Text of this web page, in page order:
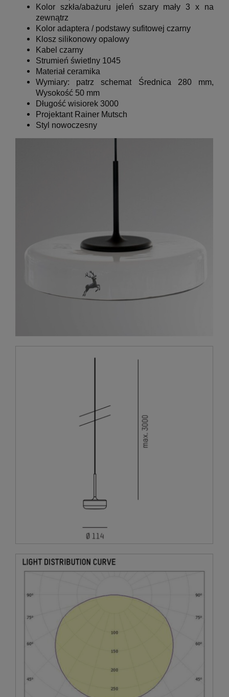
Kolor szkła/abażuru jeleń szary mały 3 x na
zewnątrz
Kolor adaptera / podstawy sufitowej czarny
Klosz silikonowy opalowy
Kabel czarny
Strumień świetlny 1045
Materiał ceramika
Wymiary: patrz schemat Średnica 280 mm,
Wysokość 50 mm
Długość wisiorek 3000
Projektant Rainer Mutsch
Styl nowoczesny